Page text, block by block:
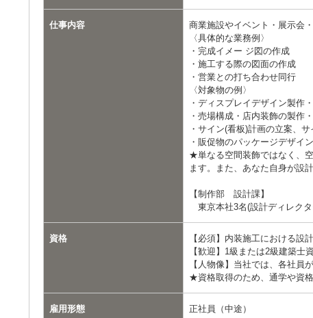
仕事内容
商業施設やイベント・展示会
〈具体的な業務例〉
・完成イメー ジ図の作成
・施工する際の図面の作成
・営業との打ち合わせ同行
〈対象物の例〉
・ディスプレイデザイン製作
・売場構成・店内装飾の製作
・サイン(看板)計画の立案、
・販促物のパッケージデザイ
★単なる空間装飾ではなく、
ます。また、あなた自身が設
【制作部 設計課】
東京本社3名(設計ディレク
資格
【必須】内装施工における設
【歓迎】1級または2級建築士
【人物像】当社では、各社員
★資格取得のため、通学や資
雇用形態 正社員（中途）